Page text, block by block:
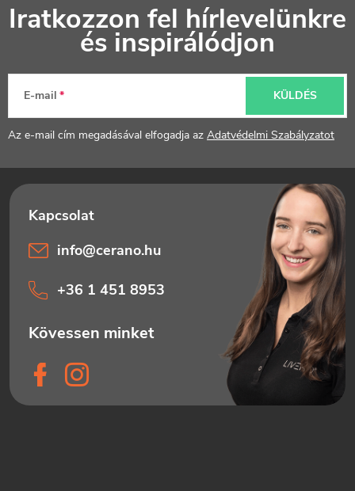
á
é
Iratkozzon fel hírlevelünkre
és inspirálódjon
E-mail
Az e-mail cím megadásával elfogadja az Adatvédelmi Szabályzatot
KÜLDÉS
info@cerano.hu
+36 1 451 8953